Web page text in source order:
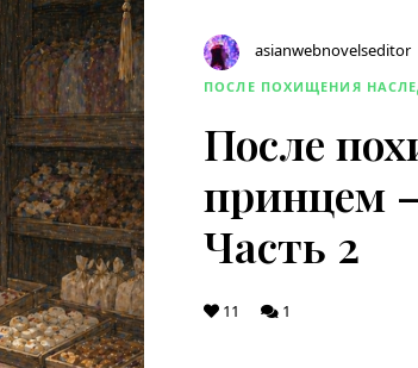
asianwebnovelseditor
ПОСЛЕ ПОХИЩЕНИЯ
После
принцем
Часть 2
11 1